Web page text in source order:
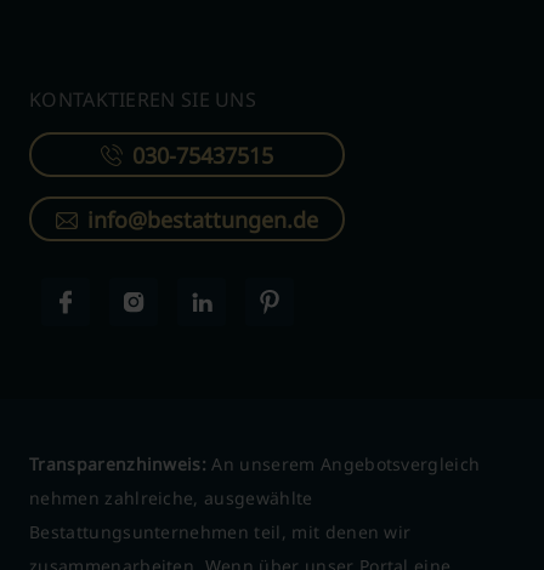
KONTAKTIEREN SIE UNS
030-75437515
info@bestattungen.de
Transparenzhinweis: An unserem Angebotsvergleich
nehmen zahlreiche, ausgewählte
Bestattungsunternehmen teil, mit denen wir